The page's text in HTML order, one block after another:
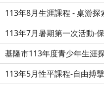
113年8月生涯課程 - 桌游探
113年7月暑期第一次活動-
基隆市113年度青少年生涯
113年5月性平課程-自由搏